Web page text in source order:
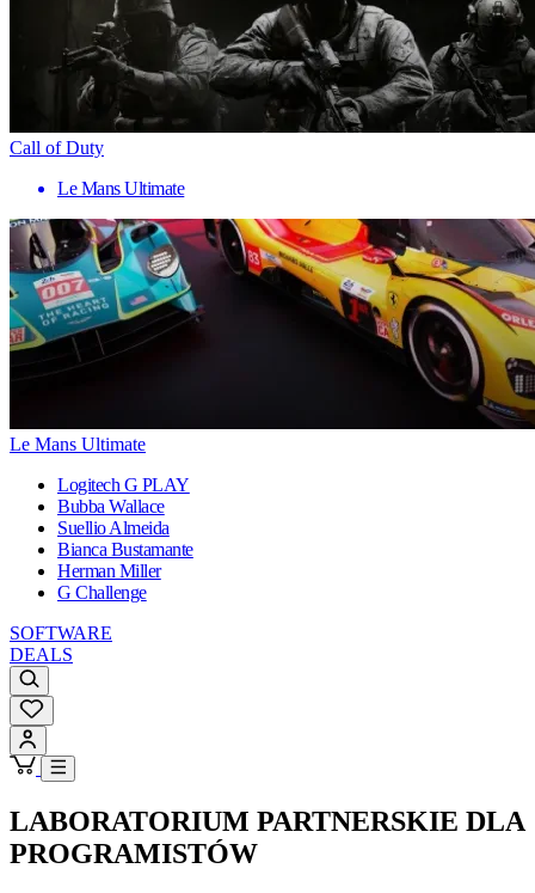
Call of Duty
Le Mans Ultimate
Le Mans Ultimate
Logitech G PLAY
Bubba Wallace
Suellio Almeida
Bianca Bustamante
Herman Miller
G Challenge
SOFTWARE
DEALS
LABORATORIUM PARTNERSKIE DLA
PROGRAMISTÓW